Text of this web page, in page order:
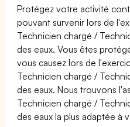
Protégez votre activité
pouvant survenir lors de
Technicien chargé /
des eaux. Vous êtes
vous causez lors de
Technicien chargé /
des eaux. Nous trouvons
Technicien chargé /
des eaux la plus adaptée à